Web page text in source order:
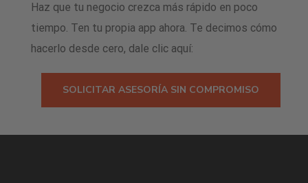
Haz que tu negocio crezca más rápido en poco
tiempo. Ten tu propia app ahora. Te decimos cómo
hacerlo desde cero, dale clic aquí:
SOLICITAR ASESORÍA SIN COMPROMISO